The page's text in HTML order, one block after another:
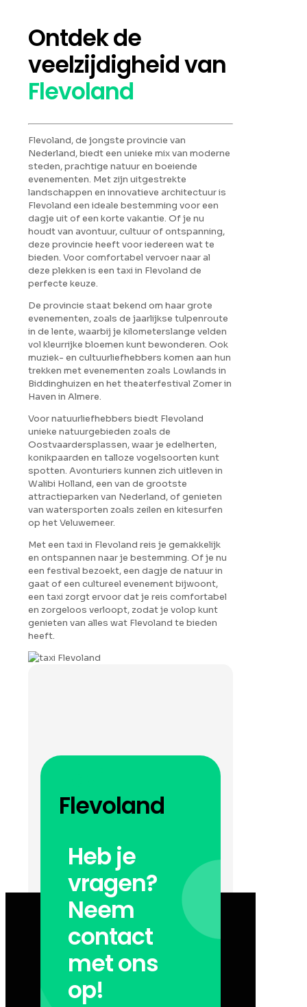
Ontdek de
veelzijdigheid van
Flevoland
Flevoland, de jongste provincie van
Nederland, biedt een unieke mix van moderne
steden, prachtige natuur en boeiende
evenementen. Met zijn uitgestrekte
landschappen en innovatieve architectuur is
Flevoland een ideale bestemming voor een
dagje uit of een korte vakantie. Of je nu
houdt van avontuur, cultuur of ontspanning,
deze provincie heeft voor iedereen wat te
bieden. Voor comfortabel vervoer naar al
deze plekken is een taxi in Flevoland de
perfecte keuze.
De provincie staat bekend om haar grote
evenementen, zoals de jaarlijkse tulpenroute
in de lente, waarbij je kilometerslange velden
vol kleurrijke bloemen kunt bewonderen. Ook
muziek- en cultuurliefhebbers komen aan hun
trekken met evenementen zoals Lowlands in
Biddinghuizen en het theaterfestival Zomer in
Haven in Almere.
Voor natuurliefhebbers biedt Flevoland
unieke natuurgebieden zoals de
Oostvaardersplassen, waar je edelherten,
konikpaarden en talloze vogelsoorten kunt
spotten. Avonturiers kunnen zich uitleven in
Walibi Holland, een van de grootste
attractieparken van Nederland, of genieten
van watersporten zoals zeilen en kitesurfen
op het Veluwemeer.
Met een taxi in Flevoland reis je gemakkelijk
en ontspannen naar je bestemming. Of je nu
een festival bezoekt, een dagje de natuur in
gaat of een cultureel evenement bijwoont,
een taxi zorgt ervoor dat je reis comfortabel
en zorgeloos verloopt, zodat je volop kunt
genieten van alles wat Flevoland te bieden
heeft.
Flevoland
Heb je
vragen?
Neem
contact
met ons
op!